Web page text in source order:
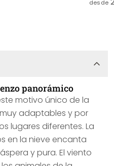
desde
panorámico
motivo único de la
adaptables y por
lugares diferentes. La
en la nieve encanta
y pura. El viento